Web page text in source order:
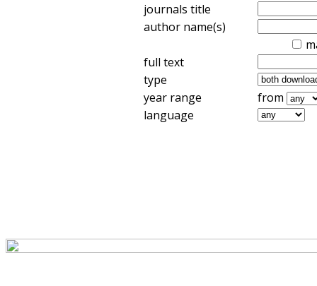
journals title
author name(s)
full text
type
year range
from
language